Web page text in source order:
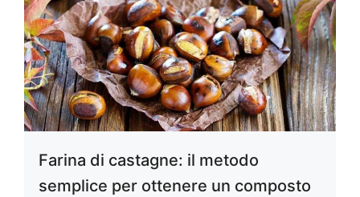
Farina di castagne: il metodo
semplice per ottenere un composto